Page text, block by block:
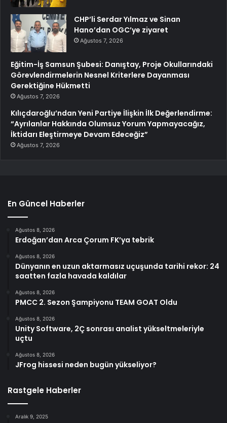
CHP’li Serdar Yılmaz ve Sinan
Hano’dan OGC’ye ziyaret
Ağustos 7, 2026
Eğitim-İş Samsun Şubesi: Danıştay, Proje Okullarındaki
Görevlendirmelerin Nesnel Kriterlere Dayanması
Gerektiğine Hükmetti
Ağustos 7, 2026
Kılıçdaroğlu’ndan Yeni Partiye İlişkin İlk Değerlendirme:
“Ayrılanlar Hakkında Olumsuz Yorum Yapmayacağız,
İktidarı Eleştirmeye Devam Edeceğiz”
Ağustos 7, 2026
En Güncel Haberler
Ağustos 8, 2026
Erdoğan’dan Arca Çorum FK’ya tebrik
Ağustos 8, 2026
Dünyanın en uzun aktarmasız uçuşunda tarihi rekor: 24
saatten fazla havada kaldılar
Ağustos 8, 2026
PMCC 2. Sezon Şampiyonu TEAM GOAT Oldu
Ağustos 8, 2026
Unity Software, 2Ç sonrası analist yükseltmeleriyle
uçtu
Ağustos 8, 2026
JFrog hissesi neden bugün yükseliyor?
Rastgele Haberler
Aralık 9, 2025